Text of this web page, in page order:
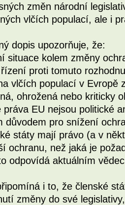
změn národní
vlčích populací, ale i
dopis upozorňuje, že:
situace kolem změny
proti tomuto
vlčích populací v Evropě
ohrožená nebo kriticky
práva EU nejsou politické
důvodem pro snížení
státy mají právo (a v
ochranu, než jaká je
odpovídá aktuálním
i to, že členské
změny do své